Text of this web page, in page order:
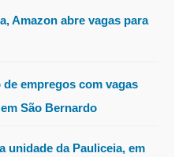
Amazon abre vagas para
empregos com vagas
São Bernardo
unidade da Pauliceia, em